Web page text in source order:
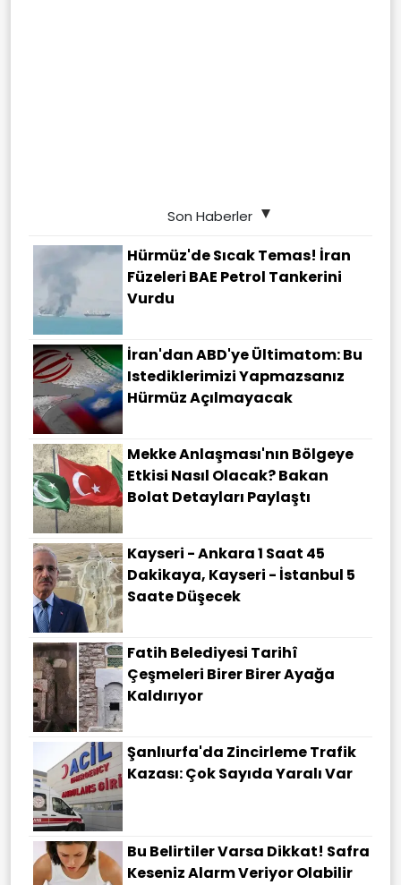
Son Haberler
Hürmüz'de Sıcak Temas! İran
Füzeleri BAE Petrol Tankerini
Vurdu
İran'dan ABD'ye Ültimatom: Bu
Istediklerimizi Yapmazsanız
Hürmüz Açılmayacak
Mekke Anlaşması'nın Bölgeye
Etkisi Nasıl Olacak? Bakan
Bolat Detayları Paylaştı
Kayseri - Ankara 1 Saat 45
Dakikaya, Kayseri - İstanbul 5
Saate Düşecek
Fatih Belediyesi Tarihî
Çeşmeleri Birer Birer Ayağa
Kaldırıyor
Şanlıurfa'da Zincirleme Trafik
Kazası: Çok Sayıda Yaralı Var
Bu Belirtiler Varsa Dikkat! Safra
Keseniz Alarm Veriyor Olabilir